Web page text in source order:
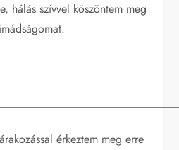
hálás szívvel köszöntem meg
érkeztem meg erre